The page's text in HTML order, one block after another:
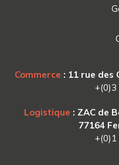
Commerce : 11 rue des
+(0)3
Logistique : ZAC de
77164
+(0)1